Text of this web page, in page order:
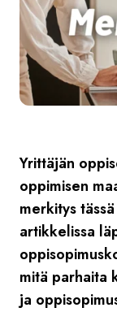
Yrittäjän
oppimisen
merkitys
artikkelissa
mitä parhaita
ja